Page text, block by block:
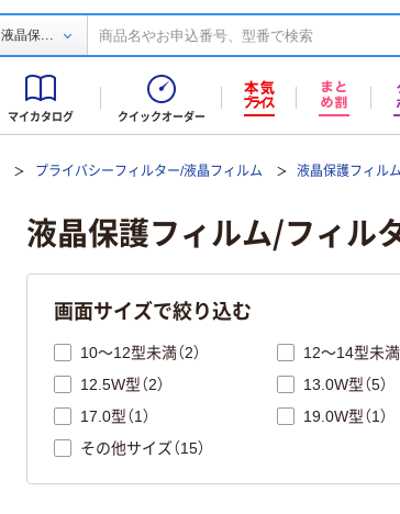
液晶保...
マイカタログ クイックオーダー
プライバシーフィルター/液晶フィルム 液晶保護フィル
液晶保護フィルム/フィル
画面サイズで絞り込む
10～12型未満（2） 12～14型未満
12.5W型（2）
13.0W型（5）
17.0型（1）
19.0W型（1）
その他サイズ（15）